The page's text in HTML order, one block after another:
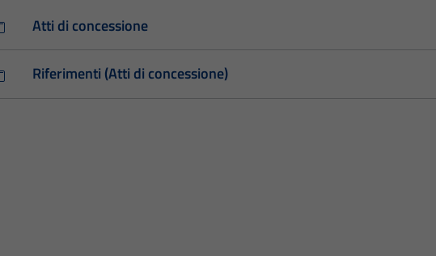
Atti di concessione
Riferimenti (Atti di concessione)